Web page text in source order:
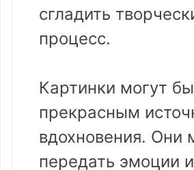
сгладить
процесс.
Картинки могут
прекрасным
вдохновения. Они
передать эмоции